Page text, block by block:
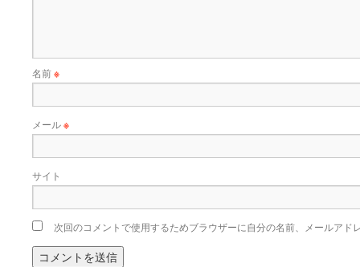
名前※
メール※
サイト
次回のコメントで使用するためブラウザーに自分の名前、メールアド